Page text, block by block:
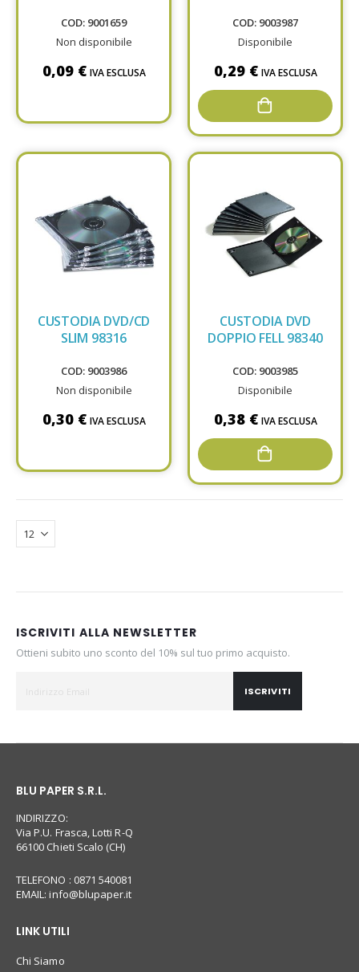
COD: 9001659
Non disponibile
0,09 € IVA ESCLUSA
COD: 9003987
Disponibile
0,29 € IVA ESCLUSA
CUSTODIA DVD/CD
SLIM 98316
COD: 9003986
Non disponibile
0,30 € IVA ESCLUSA
CUSTODIA DVD
DOPPIO FELL 98340
COD: 9003985
Disponibile
0,38 € IVA ESCLUSA
ISCRIVITI ALLA NEWSLETTER
Ottieni subito uno sconto del 10% sul tuo primo acquisto.
ISCRIVITI
BLU PAPER S.R.L.
INDIRIZZO:
Via P.U. Frasca, Lotti R-Q
66100 Chieti Scalo (CH)
TELEFONO : 0871 540081
EMAIL:info@blupaper.it
LINK UTILI
Chi Siamo